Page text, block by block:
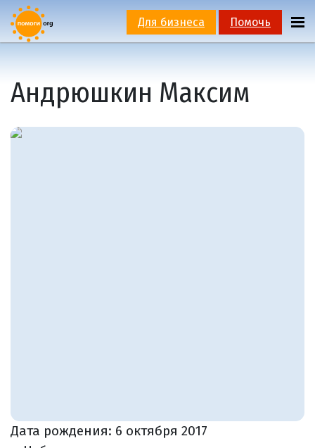
Для бизнеса Помочь
Андрюшкин Максим
Дата рождения: 6 октября 2017